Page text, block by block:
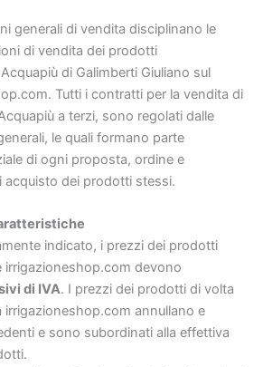
generali di vendita disciplinano le
di vendita dei prodotti
di Galimberti Giuliano sul
Tutti i contratti per la vendita di
a terzi, sono regolati dalle
le quali formano parte
di ogni proposta, ordine e
acquisto dei prodotti stessi.
indicato, i prezzi dei prodotti
irrigazioneshop.com devono
di IVA. I prezzi dei prodotti di volta
irrigazioneshop.com annullano e
e sono subordinati alla effettiva